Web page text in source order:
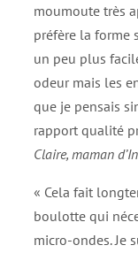
moumoute très
préfère la forme
un peu plus
odeur mais les
que je pensais
rapport qualité
Claire, maman
« Cela fait
boulotte qui
micro-ondes. Je